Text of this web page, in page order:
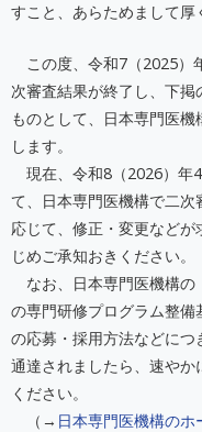
すこと、あらためまして厚
この度、令和7（2025）
次審査結果が終了し、下
ものとして、日本専門医
します。
現在、令和8（2026）年
て、日本専門医機構で二
応じて、修正・変更など
じめご承知おきください。
なお、日本専門医機構の
の専門研修プログラム整
の応募・採用方法などに
通達されましたら、速や
ください。
（→ 日本専門医機構のホ